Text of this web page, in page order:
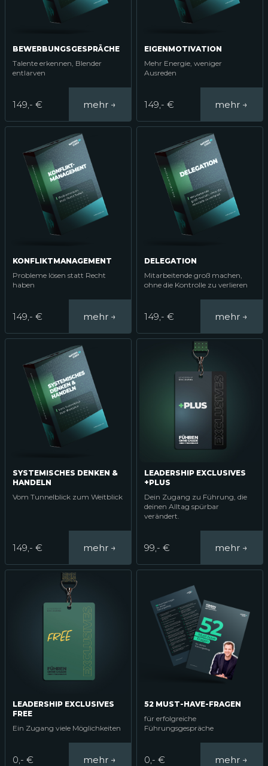
BEWERBUNGSGESPRÄCHE
Talente erkennen, Blender
entlarven
149,- €
EIGENMOTIVATION
Mehr Energie, weniger
Ausreden
149,- €
KONFLIKTMANAGEMENT
Probleme lösen statt Recht
haben
149,- €
DELEGATION
Mitarbeitende groß machen,
ohne die Kontrolle zu verlieren
149,- €
SYSTEMISCHES DENKEN &
HANDELN
Vom Tunnelblick zum Weitblick
149,- €
LEADERSHIP EXCLUSIVES
+PLUS
Dein Zugang zu Führung, die
deinen Alltag spürbar
verändert.
99,- €
LEADERSHIP EXCLUSIVES
FREE
Ein Zugang viele Möglichkeiten
0,- €
52 MUST-HAVE-FRAGEN
für erfolgreiche
Führungsgespräche
0,- €